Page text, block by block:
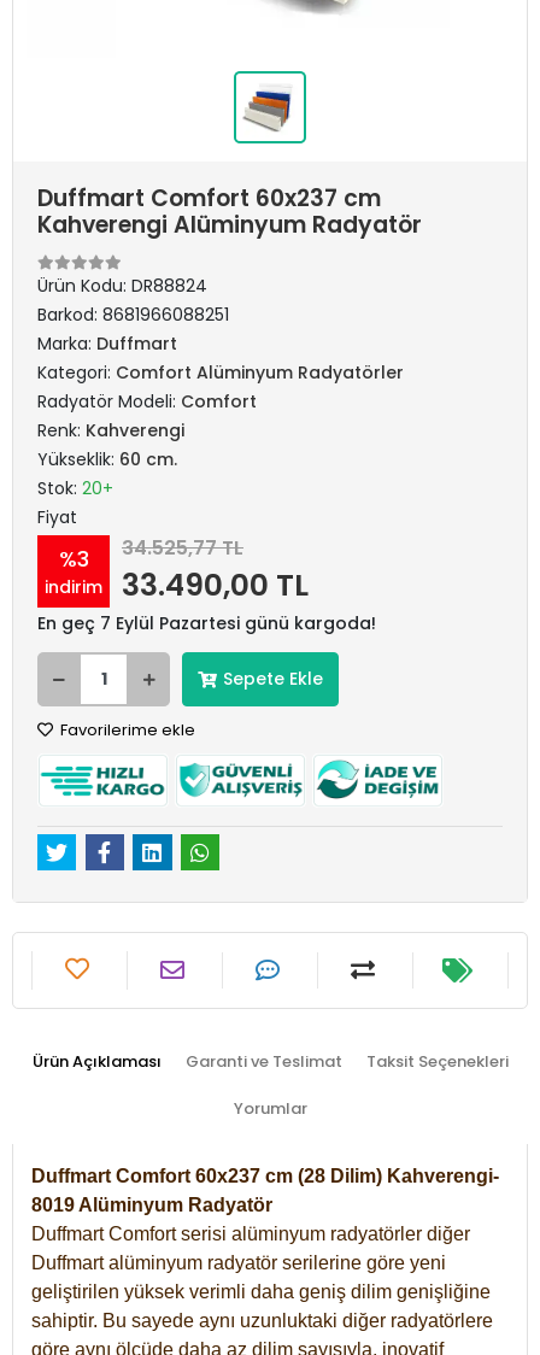
Duffmart Comfort 60x237 cm
Kahverengi Alüminyum Radyatör
Ürün Kodu: DR88824
Barkod: 8681966088251
Marka: Duffmart
Kategori: Comfort Alüminyum Radyatörler
Radyatör Modeli: Comfort
Renk: Kahverengi
Yükseklik: 60 cm.
Stok: 20+
Fiyat
%3
indirim
34.525,77 TL
33.490,00 TL
En geç 7 Eylül Pazartesi günü kargoda!
Sepete Ekle
Favorilerime ekle
Ürün Açıklaması Garanti ve Teslimat Taksit Seçenekleri
Yorumlar
Duffmart Comfort 60x237 cm (28 Dilim) Kahverengi-
8019 Alüminyum Radyatör
Duffmart Comfort serisi alüminyum radyatörler diğer
Duffmart alüminyum radyatör serilerine göre yeni
geliştirilen yüksek verimli daha geniş dilim genişliğine
sahiptir. Bu sayede aynı uzunluktaki diğer radyatörlere
göre aynı ölçüde daha az dilim sayısıyla, inovatif